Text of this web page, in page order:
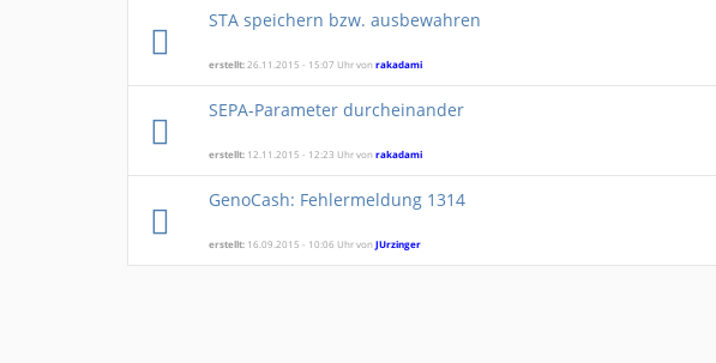
STA speichern bzw. ausbewahren
erstellt: 26.11.2015 - 15:07 Uhr vonrakadami
SEPA-Parameter durcheinander
erstellt: 12.11.2015 - 12:23 Uhr vonrakadami
GenoCash: Fehlermeldung 1314
erstellt: 16.09.2015 - 10:06 Uhr vonJUrzinger